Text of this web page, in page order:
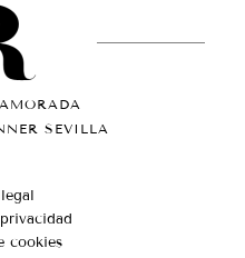
SEVILLA
cookies